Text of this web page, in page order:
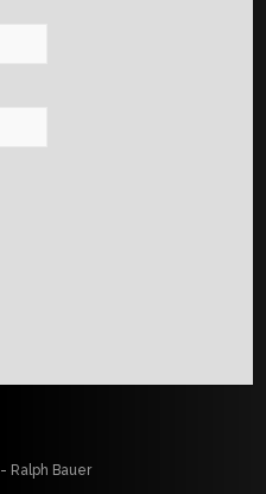
- Ralph Bauer